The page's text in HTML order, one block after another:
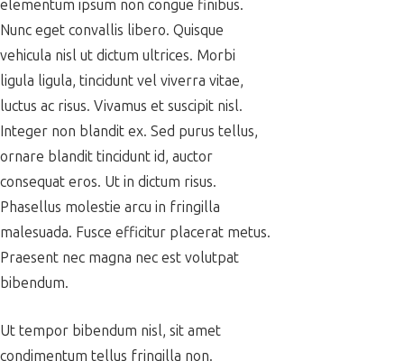
elementum ipsum non congue finibus.
Nunc eget convallis libero. Quisque
vehicula nisl ut dictum ultrices. Morbi
ligula ligula, tincidunt vel viverra vitae,
luctus ac risus. Vivamus et suscipit nisl.
Integer non blandit ex. Sed purus tellus,
ornare blandit tincidunt id, auctor
consequat eros. Ut in dictum risus.
Phasellus molestie arcu in fringilla
malesuada. Fusce efficitur placerat metus.
Praesent nec magna nec est volutpat
bibendum.
Ut tempor bibendum nisl, sit amet
condimentum tellus fringilla non.